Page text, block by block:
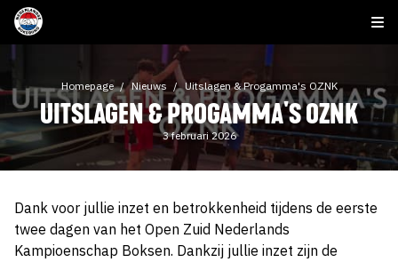
Homepage Nieuws Uitslagen & Progamma's OZNK
UITSLAGEN & PROGAMMA'S OZNK
3 februari 2026
Dank voor jullie inzet en betrokkenheid tijdens de eerste
twee dagen van het Open Zuid Nederlands
Kampioenschap Boksen. Dankzij jullie inzet zijn de